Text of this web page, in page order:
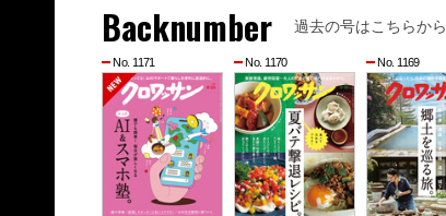
Backnumber 過去の号はこちらから
No. 1171 No. 1170 No. 1169